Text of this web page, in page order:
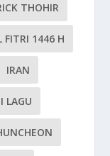
THOHIR
FITRI 1446 H
IRAN
LAGU